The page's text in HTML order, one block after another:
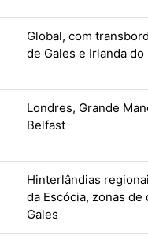
Global, com
de Gales e Irlanda
Londres, Grande
Belfast
Hinterlândias
da Escócia, zonas
Gales